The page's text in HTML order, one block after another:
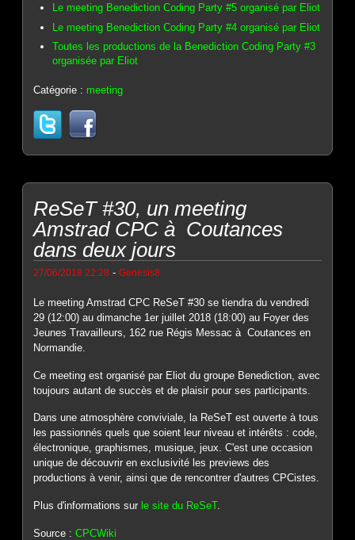
Le meeting Benediction Coding Party #5 organisé par Eliot
Le meeting Benediction Coding Party #4 organisé par Eliot
Toutes les productions de la Benediction Coding Party #3
organisée par Eliot
Catégorie : meeting
ReSeT #30, un meeting
Amstrad CPC à Coutances
dans deux jours
27/06/2018 22:28 -Genesis8
Le meeting Amstrad CPC ReSeT #30 se tiendra du vendredi
29 (12:00) au dimanche 1er juillet 2018 (18:00) au Foyer des
Jeunes Travailleurs, 162 rue Régis Messac à Coutances en
Normandie.
Ce meeting est organisé par Eliot du groupe Benediction, avec
toujours autant de succès et de plaisir pour ses participants.
Dans une atmosphère conviviale, la ReSeT est ouverte à tous
les passionnés quels que soient leur niveau et intérêts : code,
électronique, graphismes, musique, jeux. C'est une occasion
unique de découvrir en exclusivité les previews des
productions à venir, ainsi que de rencontrer d'autres CPCistes.
Plus d'informations sur le site du ReSeT.
Source :CPCWiki